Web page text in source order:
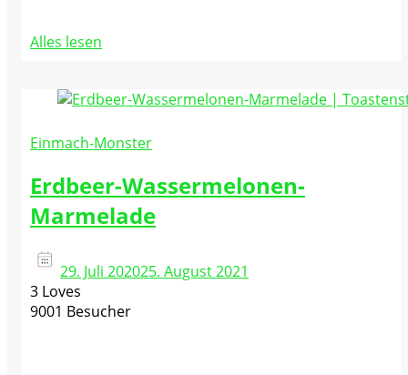
Alles lesen
Einmach-Monster
Erdbeer-Wassermelonen-
Marmelade
29. Juli 202025. August 2021
3 Loves
9001 Besucher